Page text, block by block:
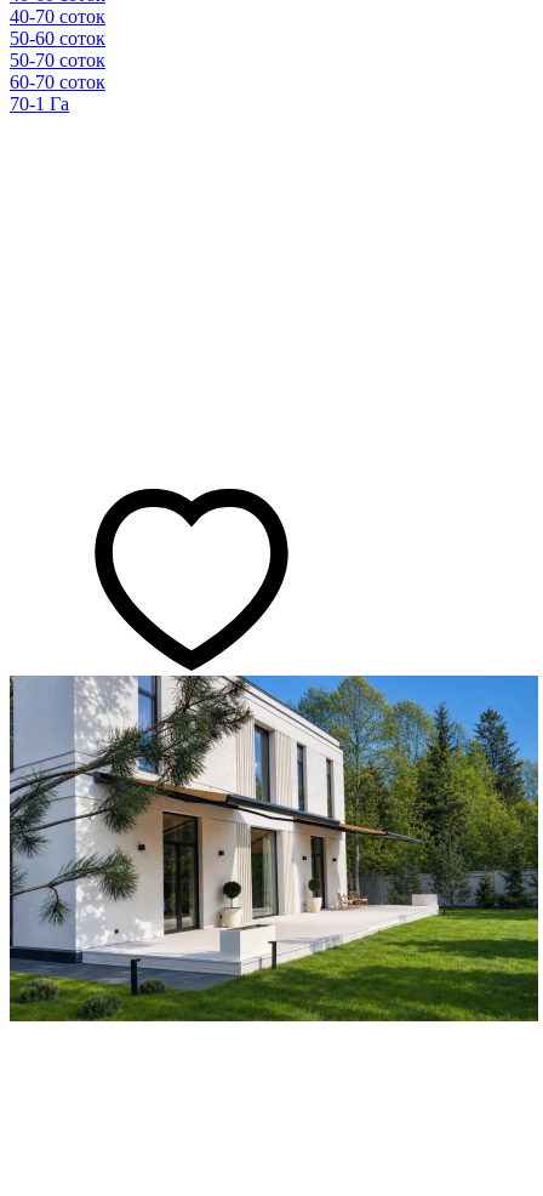
40-70 соток
50-60 соток
50-70 соток
60-70 соток
70-1 Га